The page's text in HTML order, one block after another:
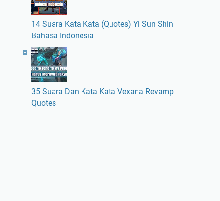
14 Suara Kata Kata (Quotes) Yi Sun Shin
Bahasa Indonesia
35 Suara Dan Kata Kata Vexana Revamp
Quotes